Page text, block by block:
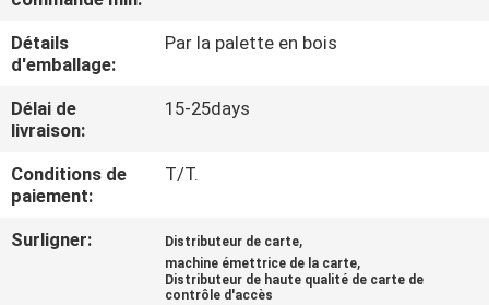
VISITE
D'USINE
CONTRÔLE
QUALITÉ
CONTACTEZ-
Détails
d'emballage:
Par la palette en bois
Délai de
livraison:
15-25days
Conditions de
paiement:
T/T.
Surligner: Distributeur de carte,
machine émettrice de la carte,
Distributeur de haute qualité de carte de
contrôle d'accès